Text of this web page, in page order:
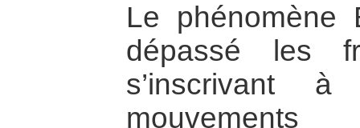
Le phénomène
dépassé les
s’inscrivant